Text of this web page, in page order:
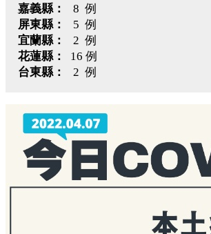
嘉義縣：
8 例
屏東縣：
5 例
宜蘭縣：
2 例
花蓮縣：
16 例
台東縣：
2 例